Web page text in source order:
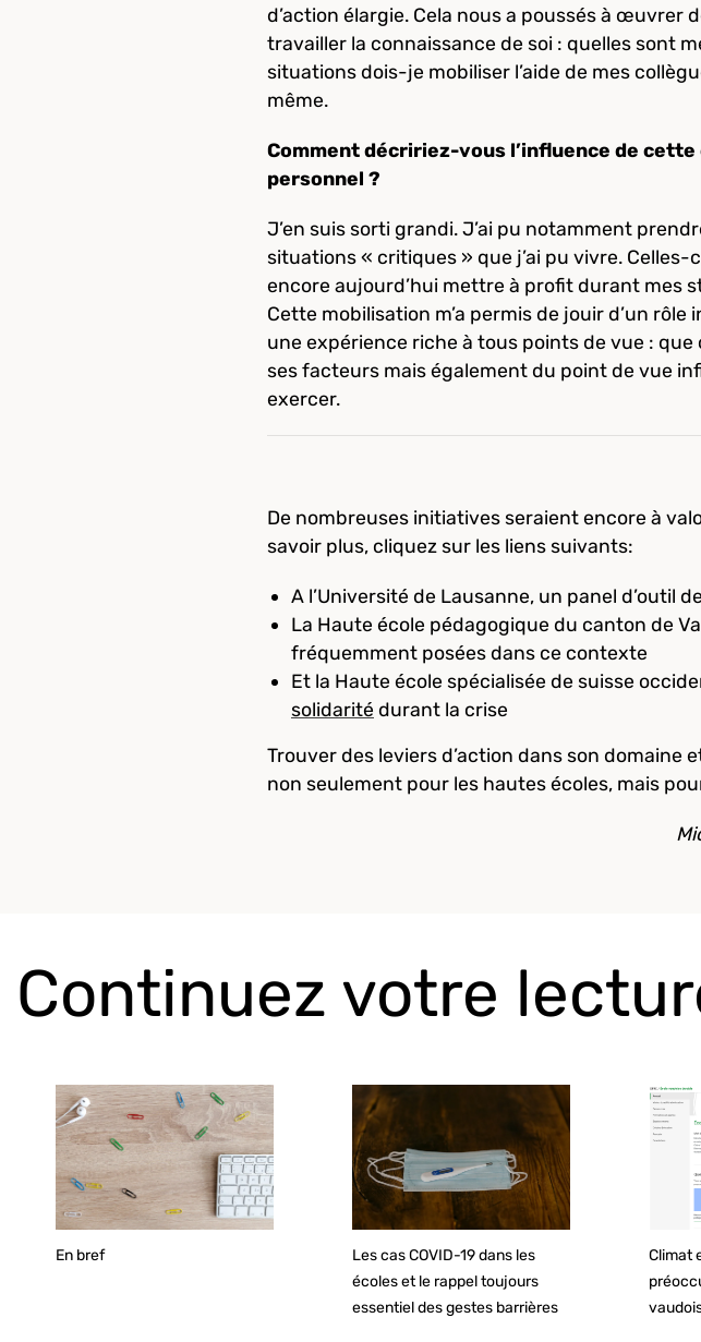
d’action élargie. Cela nous a poussés à œuvrer
travailler la connaissance de soi : quelles sont
situations dois-je mobiliser l’aide de mes
même.
Comment décririez-vous l’influence de
personnel ?
J’en suis sorti grandi. J’ai pu notamment
situations « critiques » que j’ai pu vivre.
encore aujourd’hui mettre à profit durant mes
Cette mobilisation m’a permis de jouir d’un
une expérience riche à tous points de vue :
ses facteurs mais également du point de vue
exercer.
De nombreuses initiatives seraient encore à
savoir plus, cliquez sur les liens suivants:
A l’Université de Lausanne, un panel d’outil
La Haute école pédagogique du canton de
fréquemment posées dans ce contexte
Et la Haute école spécialisée de suisse
solidarité durant la crise
Trouver des leviers d’action dans son domaine
non seulement pour les hautes écoles, mais
Continuez votre
En bref
Les cas COVID-19 dans les
écoles et le rappel toujours
essentiel des gestes barrières
Climat